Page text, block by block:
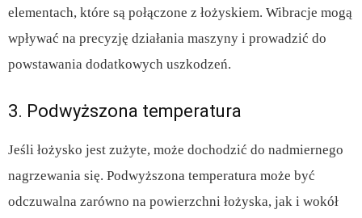
elementach, które są połączone z łożyskiem. Wibracje mogą
wpływać na precyzję działania maszyny i prowadzić do
powstawania dodatkowych uszkodzeń.
3. Podwyższona temperatura
Jeśli łożysko jest zużyte, może dochodzić do nadmiernego
nagrzewania się. Podwyższona temperatura może być
odczuwalna zarówno na powierzchni łożyska, jak i wokół